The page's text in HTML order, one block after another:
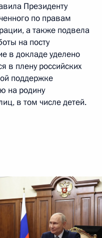
Президенту
по правам
а также подвела
на посту
в докладе уделено
в плену российских
поддержке
на родину
в том числе детей.